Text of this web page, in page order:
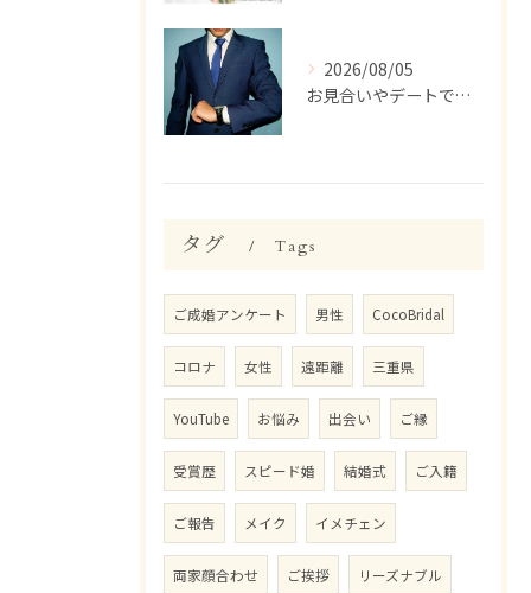
2026/08/05
お見合いやデートで、ついつい話しすぎちゃう人いませんか？【婚活 男性 話しすぎ】
タグ Tags
ご成婚アンケート 男性 CocoBridal
コロナ 女性 遠距離 三重県
YouTube お悩み 出会い ご縁
受賞歴 スピード婚 結婚式 ご入籍
ご報告 メイク イメチェン
両家顔合わせ ご挨拶 リーズナブル